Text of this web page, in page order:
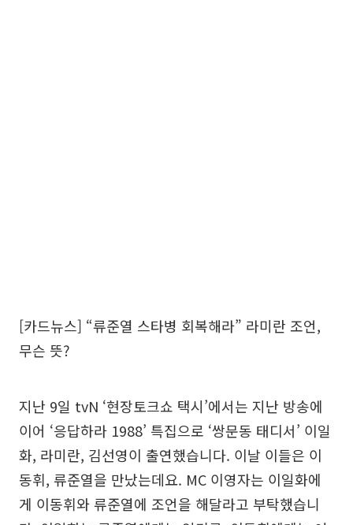
[카드뉴스] “류준열 스타병 회복해라” 라미란 조언,
무슨 뜻?
지난 9일 tvN ‘현장토크쇼 택시’에서는 지난 방송에
이어 ‘응답하라 1988’ 특집으로 ‘쌍문동 태디서’ 이일
화, 라미란, 김선영이 출연했습니다. 이날 이들은 이
동휘, 류준열을 만났는데요. MC 이영자는 이일화에
게 이동휘와 류준열에 조언을 해달라고 부탁했습니